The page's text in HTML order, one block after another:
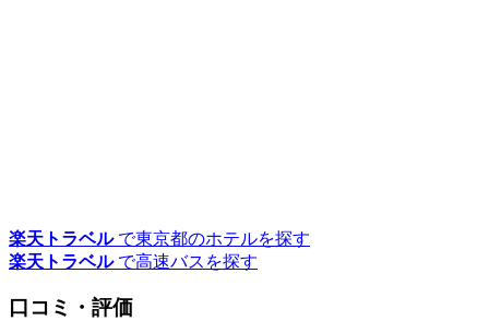
楽天トラベルで東京都のホテルを探す
楽天トラベルで高速バスを探す
口コミ・評価